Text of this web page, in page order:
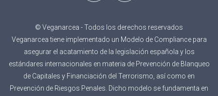
© Veganarcea - Todos los derechos reservados
Veganarcea tiene implementado un Modelo de Compliance para
asegurar el acatamiento de la legislación española y los
estándares internacionales en materia de Prevención de Blanqueo
de Capitales y Financiación del Terrorismo, así como en
Prevención de Riesgos Penales. Dicho modelo se fundamenta en